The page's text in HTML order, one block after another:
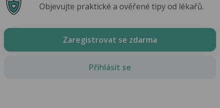
Objevujte praktické a ověřené tipy od lékařů.
Zaregistrovat se zdarma
Přihlásit se